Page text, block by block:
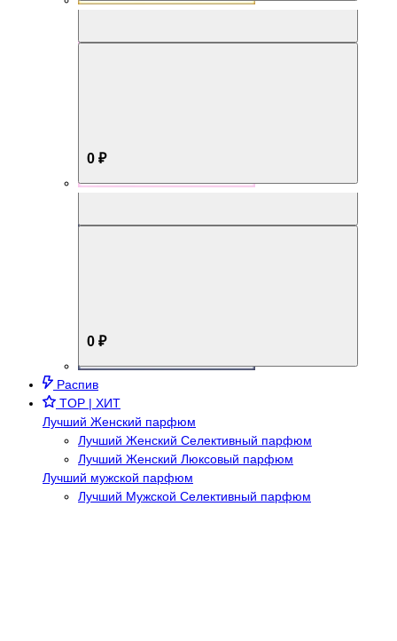
0 ₽
0 ₽
Распив
TOP | ХИТ
Лучший Женский парфюм
Лучший Женский Селективный парфюм
Лучший Женский Люксовый парфюм
Лучший мужской парфюм
Лучший Мужской Селективный парфюм